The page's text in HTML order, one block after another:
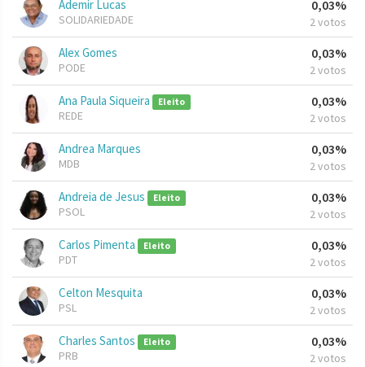
Ademir Lucas
SOLIDARIEDADE
0,03%
2 votos
Alex Gomes
PODE
0,03%
2 votos
Ana Paula Siqueira Eleito
REDE
0,03%
2 votos
Andrea Marques
MDB
0,03%
2 votos
Andreia de Jesus Eleito
PSOL
0,03%
2 votos
Carlos Pimenta Eleito
PDT
0,03%
2 votos
Celton Mesquita
PSL
0,03%
2 votos
Charles Santos Eleito
PRB
0,03%
2 votos